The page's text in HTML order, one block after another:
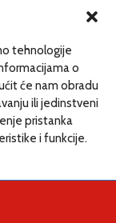
tehnologije
o
će nam obradu
ili jedinstveni
pristanka
i funkcije.